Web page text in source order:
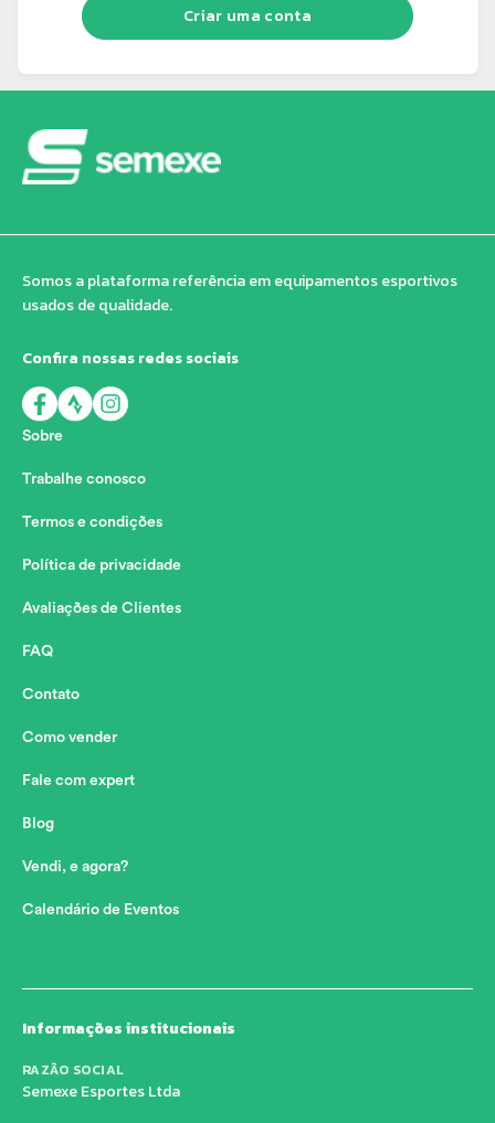
Criar uma conta
Somos a plataforma referência em equipamentos esportivos
usados de qualidade.
Confira nossas redes sociais
Sobre
Trabalhe conosco
Termos e condições
Política de privacidade
Avaliações de Clientes
FAQ
Contato
Como vender
Fale com expert
Blog
Vendi, e agora?
Calendário de Eventos
Informações institucionais
RAZÃO SOCIAL
Semexe Esportes Ltda